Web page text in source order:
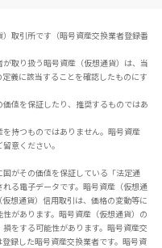
取引所です（暗号資産交換業者登録番
取り扱う暗号資産（仮想通貨）は、当
義に該当することを確認したものにす
値を保証したり、推奨するものではあ
持つものではありません。暗号資産
意ください。
がその価値を保証している「法定通
る電子データです。暗号資産（仮想通
想通貨）信用取引は、価格の変動等に
があります。暗号資産（仮想通貨）の
をする可能性があります。暗号資産交
録した暗号資産交換業者です。暗号資